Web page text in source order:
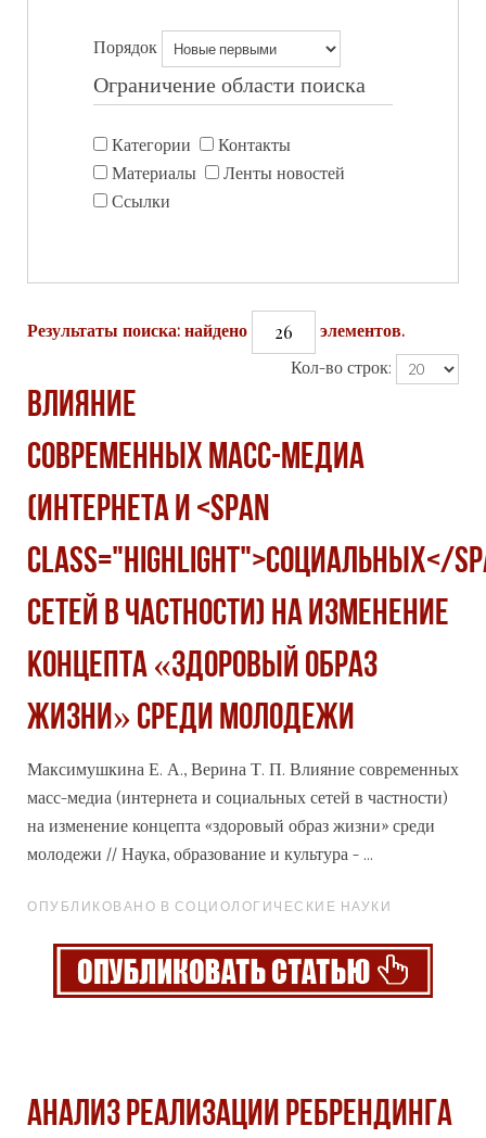
Порядок
Ограничение области поиска
Категории
Контакты
Материалы
Ленты новостей
Ссылки
Результаты поиска: найдено 26
элементов.
Кол-во строк:
Влияние
современных масс-медиа
(интернета и <span
class="highlight">социальных</
сетей в частности) на изменение
концепта «здоровый образ
жизни» среди молодежи
Максимушкина Е. А., Верина Т. П. Влияние современных
масс-медиа (интернета и социальных сетей в частности)
на изменение концепта «здоровый образ жизни» среди
молодежи // Наука, образование и культура - ...
ОПУБЛИКОВАНО В СОЦИОЛОГИЧЕСКИЕ НАУКИ
Анализ реализации ребрендинга